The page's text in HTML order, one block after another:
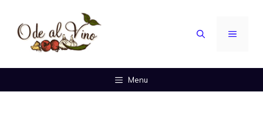
contenuto
MENU
Menu